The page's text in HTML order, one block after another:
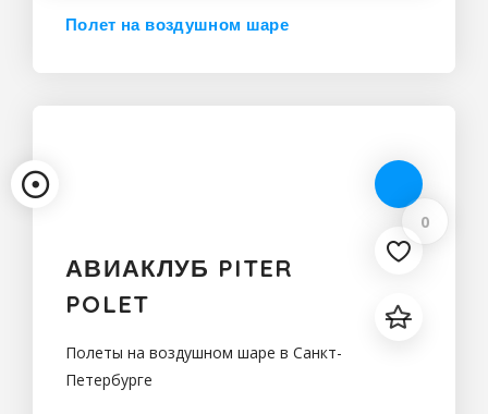
Полет на воздушном шаре
0
АВИАКЛУБ PITER
POLET
Полеты на воздушном шаре в Санкт-
Петербурге